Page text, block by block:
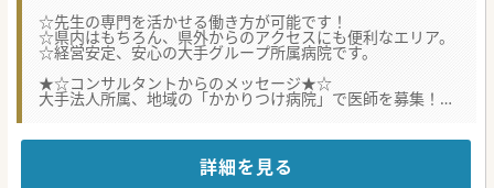
☆先生の専門を活かせる働き方が可能です！
☆県内はもちろん、県外からのアクセスにも便利なエリア。
☆経営安定、安心の大手グループ所属病院です。
★☆コンサルタントからのメッセージ★☆
大手法人所属、地域の「かかりつけ病院」で医師を募集！
地域のニーズに応え、救急から在宅医療まで提供していま
託児所の整備、事務作業者の配置等、勤務医師の負担軽減に
仕事と生活の両立が可能な環境づくりをしています。
詳細を見る